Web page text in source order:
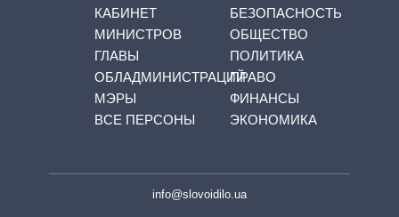
КАБИНЕТ
МИНИСТРОВ
ГЛАВЫ
ОБЛАДМИНИСТРАЦИЙ
МЭРЫ
ВСЕ ПЕРСОНЫ
БЕЗОПАСНОСТЬ
ОБЩЕСТВО
ПОЛИТИКА
ПРАВО
ФИНАНСЫ
ЭКОНОМИКА
info@slovoidilo.ua